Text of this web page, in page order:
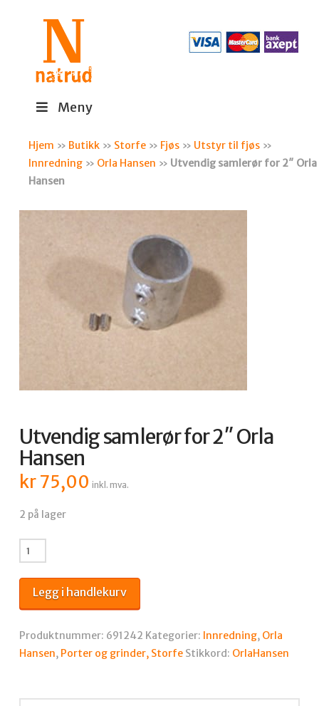
Meny
Hjem » Butikk » Storfe » Fjøs » Utstyr til fjøs »
Innredning » Orla Hansen » Utvendig samlerør for 2″ Orla
Hansen
Utvendig samlerør for 2″ Orla
Hansen
kr75,00 inkl. mva.
2 på lager
Utvendig
samlerør
for
Hansen
antall
Legg i handlekurv
Produktnummer: 691242 Kategorier: Innredning, Orla
Hansen, Porter og grinder, Storfe Stikkord: OrlaHansen